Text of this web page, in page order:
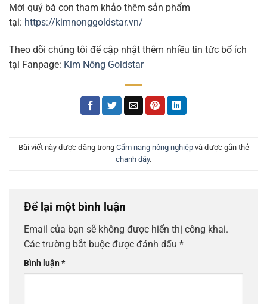
Mời quý bà con tham khảo thêm sản phẩm
tại: https://kimnonggoldstar.vn/
Theo dõi chúng tôi để cập nhật thêm nhiều tin tức bổ ích
tại Fanpage: Kim Nông Goldstar
Bài viết này được đăng trong Cẩm nang nông nghiệpvà được gắn thẻ
chanh dây.
Để lại một bình luận
Email của bạn sẽ không được hiển thị công khai.
Các trường bắt buộc được đánh dấu *
Bình luận*